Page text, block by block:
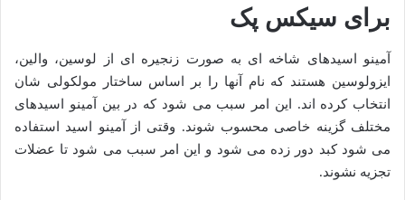
برای سیکس پک
آمینو اسیدهای شاخه ای به صورت زنجیره ای از لوسین، والین،
ایزولوسین هستند که نام آنها را بر اساس ساختار مولکولی شان
انتخاب کرده اند. این امر سبب می شود که در بین آمینو اسیدهای
مختلف گزینه خاصی محسوب شوند. وقتی از آمینو اسید استفاده
می شود کبد دور زده می شود و این امر سبب می شود تا عضلات
تجزیه نشوند.